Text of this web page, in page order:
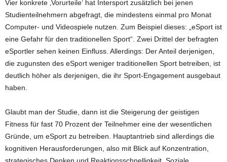
Vier konkrete ‚Vorurteile‘ hat Intersport zusätzlich bei jenen
Studienteilnehmern abgefragt, die mindestens einmal pro Monat
Computer- und Videospiele nutzen. Zum Beispiel dieses: „eSport ist
eine Gefahr für den traditionellen Sport“. Zwei Drittel der befragten
eSportler sehen keinen Einfluss. Allerdings: Der Anteil derjenigen,
die zugunsten des eSport weniger traditionellen Sport betreiben, ist
deutlich höher als derjenigen, die ihr Sport-Engagement ausgebaut
haben.
Glaubt man der Studie, dann ist die Steigerung der geistigen
Fitness für fast 70 Prozent der Teilnehmer eine der wesentlichen
Gründe, um eSport zu betreiben. Hauptantrieb sind allerdings die
kognitiven Herausforderungen, also mit Blick auf Konzentration,
strategisches Denken und Reaktionsschnelligkeit. Soziale